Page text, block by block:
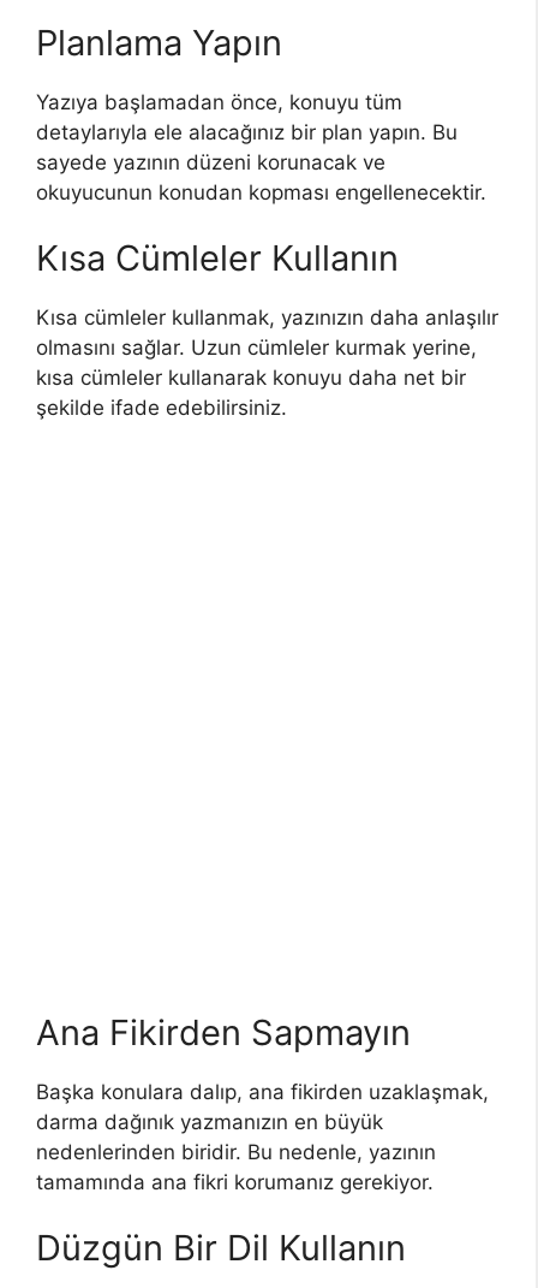
Planlama Yapın
Yazıya başlamadan önce, konuyu tüm
detaylarıyla ele alacağınız bir plan yapın. Bu
sayede yazının düzeni korunacak ve
okuyucunun konudan kopması engellenecektir.
Kısa Cümleler Kullanın
Kısa cümleler kullanmak, yazınızın daha anlaşılır
olmasını sağlar. Uzun cümleler kurmak yerine,
kısa cümleler kullanarak konuyu daha net bir
şekilde ifade edebilirsiniz.
Ana Fikirden Sapmayın
Başka konulara dalıp, ana fikirden uzaklaşmak,
darma dağınık yazmanızın en büyük
nedenlerinden biridir. Bu nedenle, yazının
tamamında ana fikri korumanız gerekiyor.
Düzgün Bir Dil Kullanın